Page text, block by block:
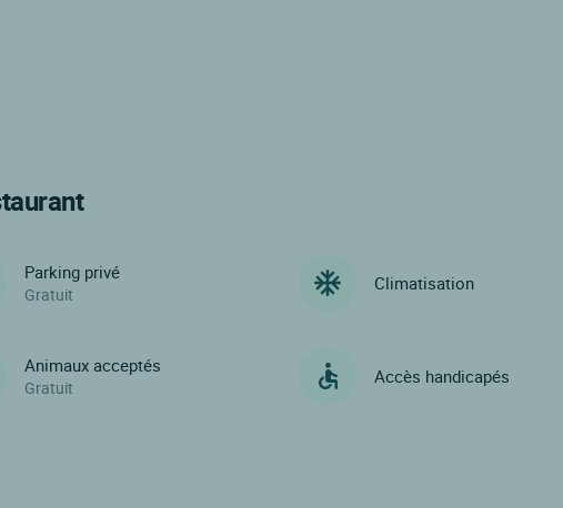
Parking privé
Gratuit
Climatisation
Animaux acceptés
Gratuit
Accès handicapés